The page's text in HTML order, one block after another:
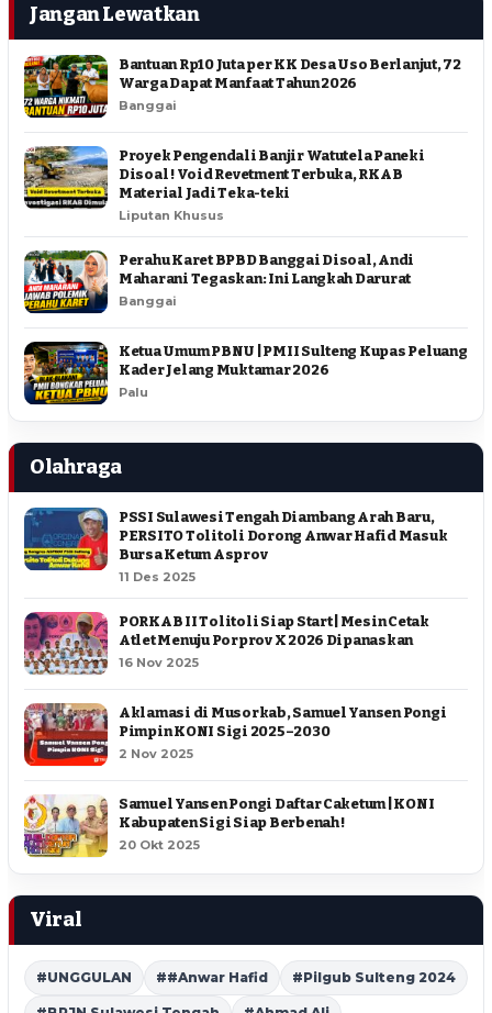
Jangan Lewatkan
Bantuan Rp10 Juta per KK Desa Uso Berlanjut, 72
Warga Dapat Manfaat Tahun 2026
Banggai
Proyek Pengendali Banjir Watutela Paneki
Disoal ! Void Revetment Terbuka, RKAB
Material Jadi Teka-teki
Liputan Khusus
Perahu Karet BPBD Banggai Disoal, Andi
Maharani Tegaskan: Ini Langkah Darurat
Banggai
Ketua Umum PBNU | PMII Sulteng Kupas Peluang
Kader Jelang Muktamar 2026
Palu
Olahraga
PSSI Sulawesi Tengah Diambang Arah Baru,
PERSITO Tolitoli Dorong Anwar Hafid Masuk
Bursa Ketum Asprov
11 Des 2025
PORKAB II Tolitoli Siap Start | Mesin Cetak
Atlet Menuju Porprov X 2026 Dipanaskan
16 Nov 2025
Aklamasi di Musorkab, Samuel Yansen Pongi
Pimpin KONI Sigi 2025–2030
2 Nov 2025
Samuel Yansen Pongi Daftar Caketum | KONI
Kabupaten Sigi Siap Berbenah !
20 Okt 2025
Viral
#UNGGULAN ##Anwar Hafid #Pilgub Sulteng 2024